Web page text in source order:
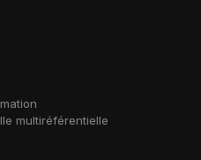
multiréférentielle